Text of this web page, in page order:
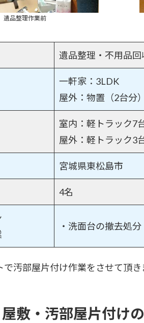
遺品整理作業前
遺品整理・不用品回
一軒家：3LDK
屋外：物置（2台分
室内：軽トラック7
屋外：軽トラック3
宮城県東松島市
4名
・洗面台の撤去処分
汚部屋片付け作業をさせて頂き
敷・汚部屋片付け